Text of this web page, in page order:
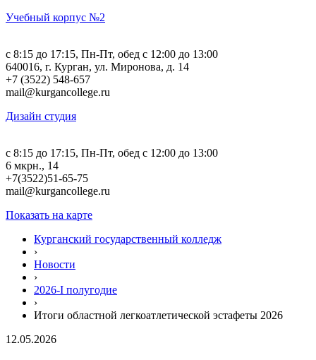
Учебный корпус №2
c 8:15 до 17:15, Пн-Пт, обед с 12:00 до 13:00
640016, г. Курган, ул. Миронова, д. 14
+7 (3522) 548-657
mail@kurgancollege.ru
Дизайн студия
c 8:15 до 17:15, Пн-Пт, обед с 12:00 до 13:00
6 мкрн., 14
+7(3522)51-65-75
mail@kurgancollege.ru
Показать на карте
Курганский государственный колледж
›
Новости
›
2026-I полугодие
›
Итоги областной легкоатлетической эстафеты 2026
12.05.2026